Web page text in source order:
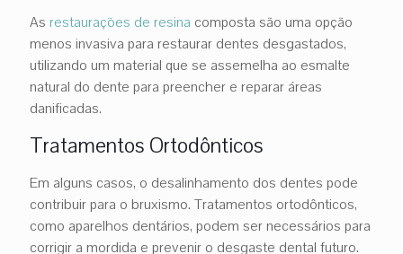
As restaurações de resina composta são uma opção
menos invasiva para restaurar dentes desgastados,
utilizando um material que se assemelha ao esmalte
natural do dente para preencher e reparar áreas
danificadas.
Tratamentos Ortodônticos
Em alguns casos, o desalinhamento dos dentes pode
contribuir para o bruxismo. Tratamentos ortodônticos,
como aparelhos dentários, podem ser necessários para
corrigir a mordida e prevenir o desgaste dental futuro.